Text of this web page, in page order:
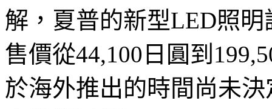
解，夏普的新型LED照
售價從44,100日圓到
於海外推出的時間尚未